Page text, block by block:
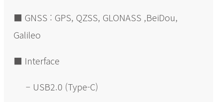
■ GNSS : GPS, QZSS, GLONASS ,BeiDou,
Galileo
■ Interface
– USB2.0 (Type-C)